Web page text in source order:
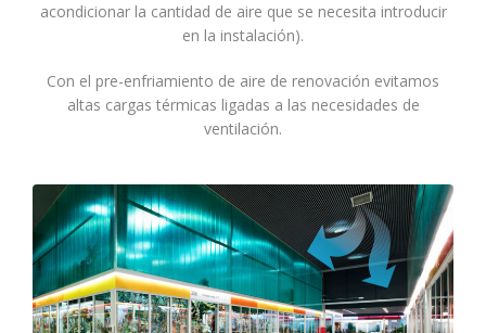
acondicionar la cantidad de aire que se necesita introducir
en la instalación).
Con el pre-enfriamiento de aire de renovación evitamos
altas cargas térmicas ligadas a las necesidades de
ventilación.